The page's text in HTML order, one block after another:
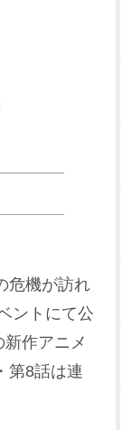
危機が訪れ
ントにて公
作アニメ
第8話は連